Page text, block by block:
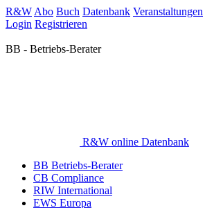
R&W Abo Buch Datenbank Veranstaltungen
Login Registrieren
BB - Betriebs-Berater
R&W online Datenbank
BB Betriebs-Berater
CB Compliance
RIW International
EWS Europa